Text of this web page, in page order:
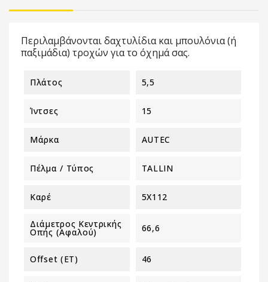
Περιλαμβάνονται δαχτυλίδια και μπουλόνια (ή
παξιμάδια) τροχών για το όχημά σας.
Πλάτος 5,5
Ίντσες 15
Μάρκα AUTEC
Πέλμα / Τύπος TALLIN
Καρέ 5X112
Διάμετρος Κεντρικής
Οπής (αφαλού) 66,6
Offset (ET) 46